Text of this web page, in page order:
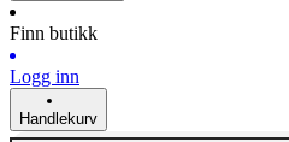
Finn butikk
Logg inn
Handlekurv